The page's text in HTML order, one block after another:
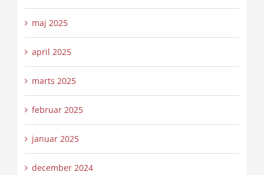
maj 2025
april 2025
marts 2025
februar 2025
januar 2025
december 2024